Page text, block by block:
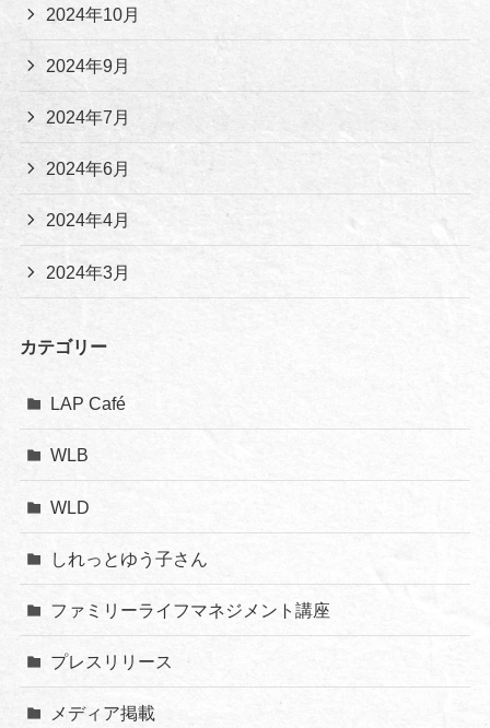
2024年10月
2024年9月
2024年7月
2024年6月
2024年4月
2024年3月
カテゴリー
LAP Café
WLB
WLD
しれっとゆう子さん
ファミリーライフマネジメント講座
プレスリリース
メディア掲載